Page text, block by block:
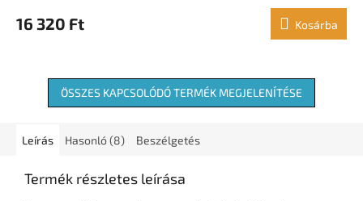
16 320 Ft Kosárba
ÖSSZES KAPCSOLÓDÓ TERMÉK MEGJELENÍTÉSE
Leírás Hasonló (8) Beszélgetés
Termék részletes leírása